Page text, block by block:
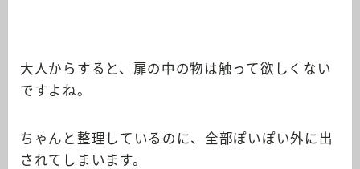
大人からすると、扉の中の物は触って欲しくない
ですよね。
ちゃんと整理しているのに、全部ぽいぽい外に出
されてしまいます。